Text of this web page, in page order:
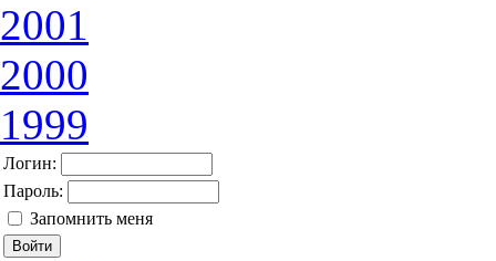
2001
2000
1999
Логин:
Пароль:
Запомнить меня